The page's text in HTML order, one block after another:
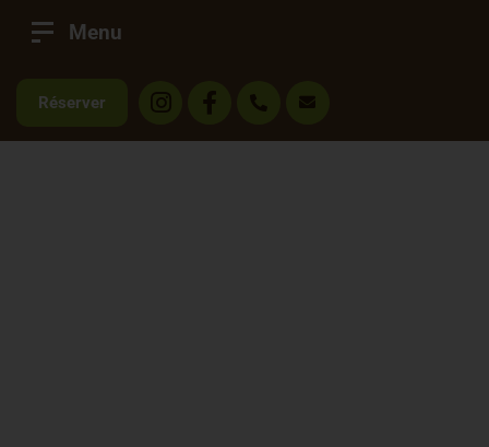
Menu
Réserver